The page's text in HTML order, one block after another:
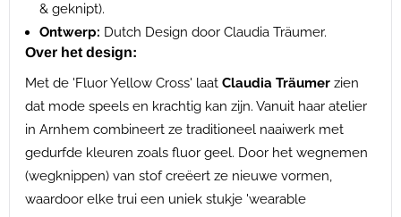
& geknipt).
Ontwerp: Dutch Design door Claudia Träumer.
Over het design:
Met de 'Fluor Yellow Cross' laatClaudia Träumer zien
dat mode speels en krachtig kan zijn. Vanuit haar atelier
in Arnhem combineert ze traditioneel naaiwerk met
gedurfde kleuren zoals fluor geel. Door het wegnemen
(wegknippen) van stof creëert ze nieuwe vormen,
waardoor elke trui een uniek stukje 'wearable